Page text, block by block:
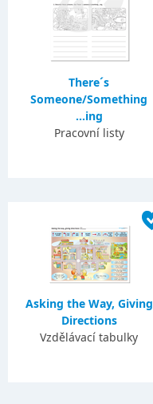
There´s
Someone/Something
...ing
Pracovní listy
Asking the Way, Giving
Directions
Vzdělávací tabulky